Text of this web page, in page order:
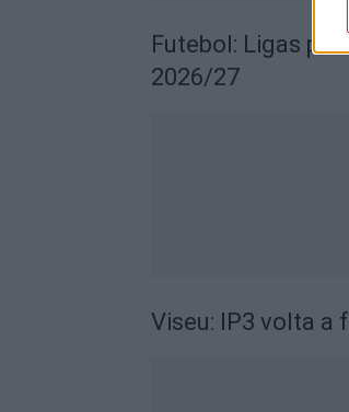
Futebol: Ligas
2026/27
Viseu: IP3 volta a